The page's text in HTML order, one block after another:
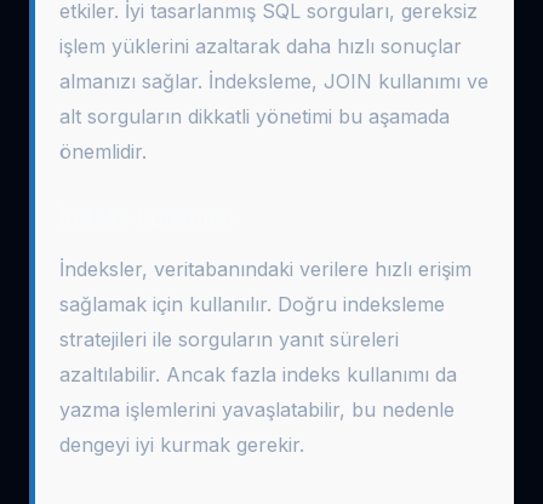
etkiler. İyi tasarlanmış SQL sorguları, gereksiz
işlem yüklerini azaltarak daha hızlı sonuçlar
almanızı sağlar. İndeksleme, JOIN kullanımı ve
alt sorguların dikkatli yönetimi bu aşamada
önemlidir.
İndeksler, veritabanındaki verilere hızlı erişim
sağlamak için kullanılır. Doğru indeksleme
stratejileri ile sorguların yanıt süreleri
azaltılabilir. Ancak fazla indeks kullanımı da
yazma işlemlerini yavaşlatabilir, bu nedenle
dengeyi iyi kurmak gerekir.